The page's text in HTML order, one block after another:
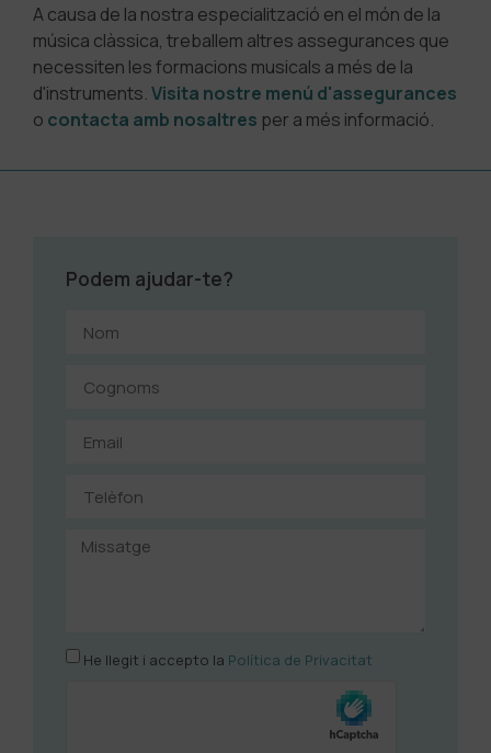
A causa de la nostra especialització en el món de la
música clàssica, treballem altres assegurances que
necessiten les formacions musicals a més de la
d'instruments.Visita nostre menú d'assegurances
o contacta amb nosaltres per a més informació.
Podem ajudar-te?
He llegit i accepto la Política de Privacitat